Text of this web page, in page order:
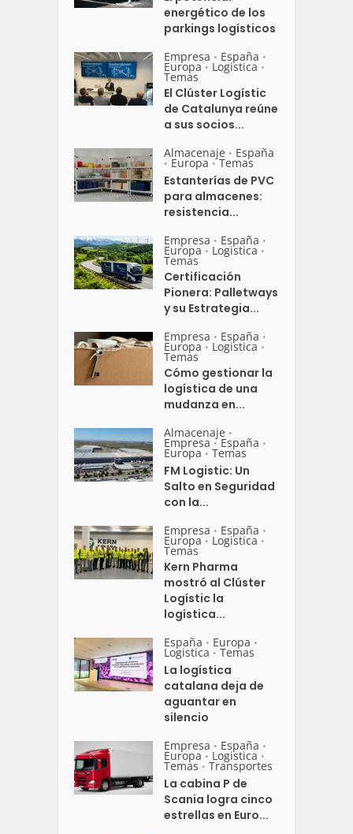
energético de los
parkings logísticos
Empresa • España •
Europa • Logistica •
Temas
El Clúster Logístic
de Catalunya reúne
a sus socios...
Almacenaje • España
• Europa • Temas
Estanterías de PVC
para almacenes:
resistencia...
Empresa • España •
Europa • Logistica •
Temas
Certificación
Pionera: Palletways
y su Estrategia...
Empresa • España •
Europa • Logistica •
Temas
Cómo gestionar la
logística de una
mudanza en...
Almacenaje •
Empresa • España •
Europa • Temas
FM Logistic: Un
Salto en Seguridad
con la...
Empresa • España •
Europa • Logistica •
Temas
Kern Pharma
mostró al Clúster
Logístic la
logística...
España • Europa •
Logistica • Temas
La logística
catalana deja de
aguantar en
silencio
Empresa • España •
Europa • Logistica •
Temas • Transportes
La cabina P de
Scania logra cinco
estrellas en Euro...